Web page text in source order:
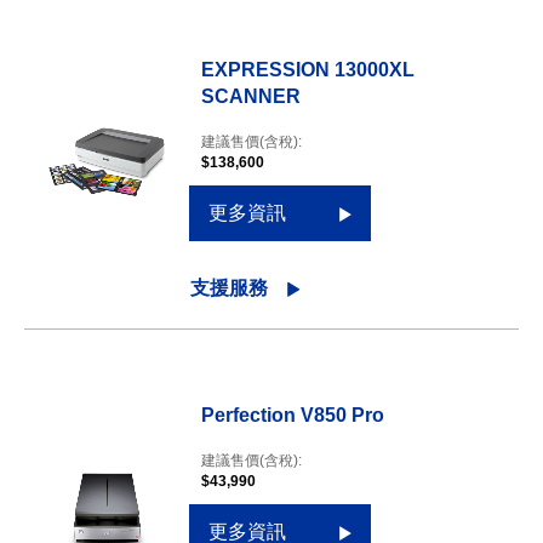
EXPRESSION 13000XL
SCANNER
建議售價(含稅):
$138,600
更多資訊
支援服務
Perfection V850 Pro
建議售價(含稅):
$43,990
更多資訊